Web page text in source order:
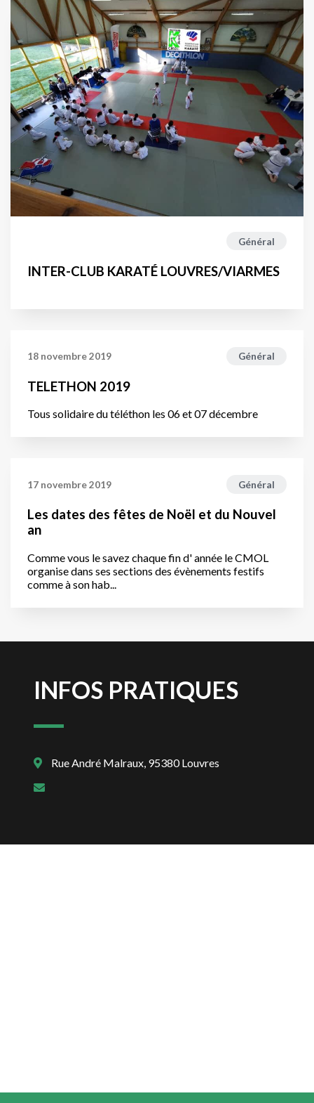
Général
INTER-CLUB KARATÉ LOUVRES/VIARMES
18 novembre 2019 Général
TELETHON 2019
Tous solidaire du téléthon les 06 et 07 décembre
17 novembre 2019 Général
Les dates des fêtes de Noël et du Nouvel
an
Comme vous le savez chaque fin d' année le CMOL
organise dans ses sections des évènements festifs
comme à son hab...
INFOS PRATIQUES
Rue André Malraux, 95380 Louvres